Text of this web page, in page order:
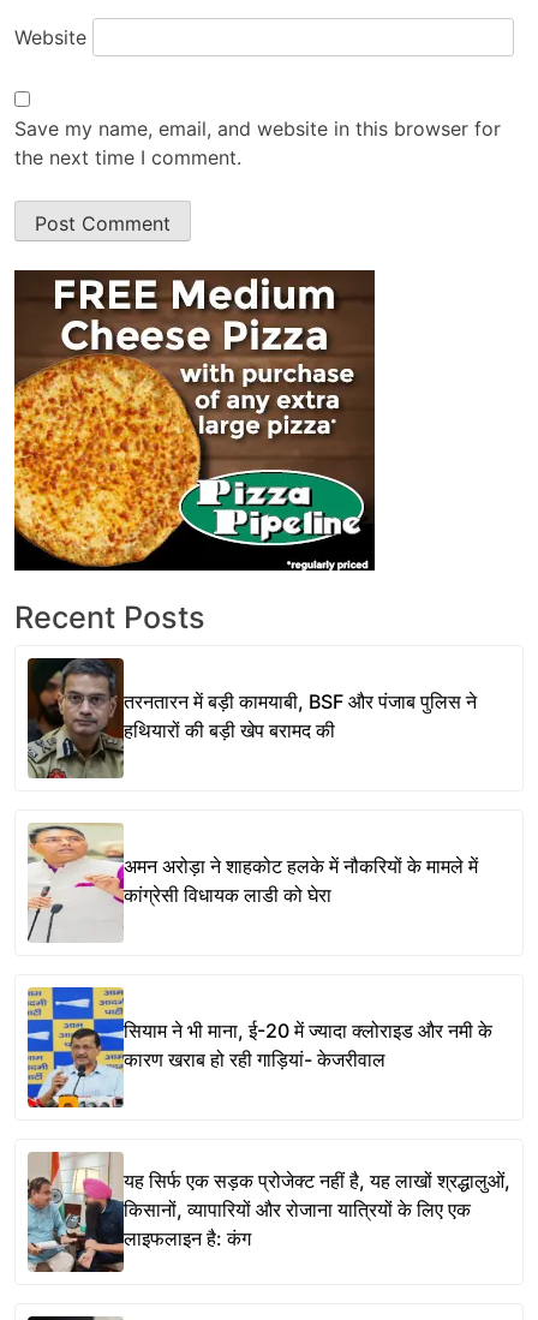
Website
Save my name, email, and website in this browser for
the next time I comment.
Recent Posts
तरनतारन में बड़ी कामयाबी, BSF और पंजाब पुलिस ने
हथियारों की बड़ी खेप बरामद की
अमन अरोड़ा ने शाहकोट हलके में नौकरियों के मामले में
कांग्रेसी विधायक लाडी को घेरा
सियाम ने भी माना, ई-20 में ज्यादा क्लोराइड और नमी के
कारण खराब हो रही गाड़ियां- केजरीवाल
यह सिर्फ एक सड़क प्रोजेक्ट नहीं है, यह लाखों श्रद्धालुओं,
किसानों, व्यापारियों और रोजाना यात्रियों के लिए एक
लाइफलाइन है: कंग